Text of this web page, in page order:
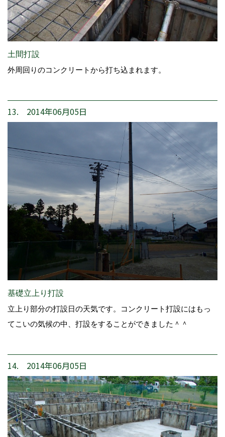
土間打設
外周回りのコンクリートから打ち込まれます。
13. 2014年06月05日
基礎立上り打設
立上り部分の打設日の天気です。コンクリート打設にはもっ
てこいの気候の中、打設をすることができました＾＾
14. 2014年06月05日